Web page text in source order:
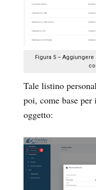
Figura 5 –
Tale listino
poi, come base
oggetto: